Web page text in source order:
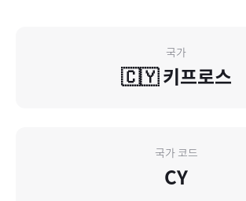
국가
🇨🇾 키프로스
국가 코드
CY